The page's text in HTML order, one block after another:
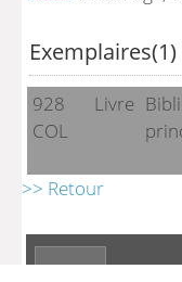
Exemplaires(1)
928
COL
Livre
>> Retour